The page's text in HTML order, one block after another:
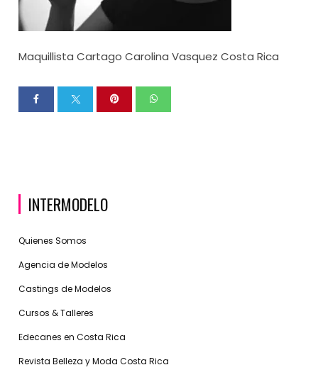
Maquillista Cartago Carolina Vasquez Costa Rica
INTERMODELO
Quienes Somos
Agencia de Modelos
Castings de Modelos
Cursos & Talleres
Edecanes en Costa Rica
Revista Belleza y Moda Costa Rica